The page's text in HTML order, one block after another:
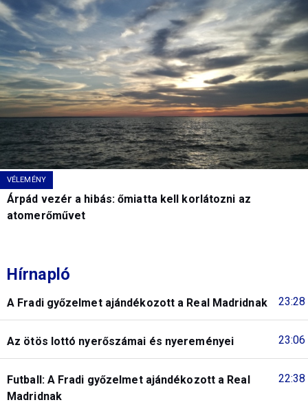
VÉLEMÉNY
Árpád vezér a hibás: őmiatta kell korlátozni az
atomerőművet
Hírnapló
23:28
A Fradi győzelmet ajándékozott a Real Madridnak
23:06
Az ötös lottó nyerőszámai és nyereményei
22:38
Futball: A Fradi győzelmet ajándékozott a Real
Madridnak